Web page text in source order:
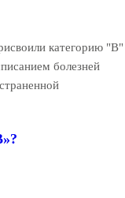
категорию "В"
болезней